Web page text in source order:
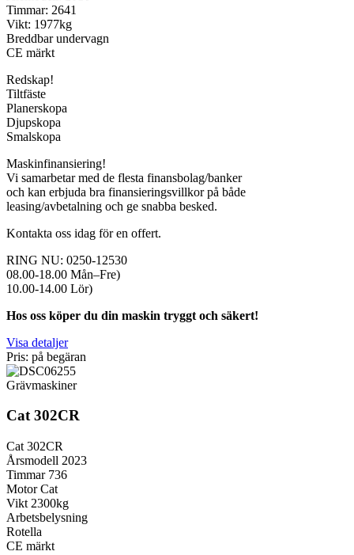
Timmar: 2641
Vikt: 1977kg
Breddbar undervagn
CE märkt
Redskap!
Tiltfäste
Planerskopa
Djupskopa
Smalskopa
Maskinfinansiering!
Vi samarbetar med de flesta finansbolag/banker
och kan erbjuda bra finansieringsvillkor på både
leasing/avbetalning och ge snabba besked.
Kontakta oss idag för en offert.
RING NU: 0250-12530
08.00-18.00 Mån–Fre)
10.00-14.00 Lör)
Hos oss köper du din maskin tryggt och säkert!
Visa detaljer
Pris: på begäran
Grävmaskiner
Cat 302CR
Cat 302CR
Årsmodell 2023
Timmar 736
Motor Cat
Vikt 2300kg
Arbetsbelysning
Rotella
CE märkt